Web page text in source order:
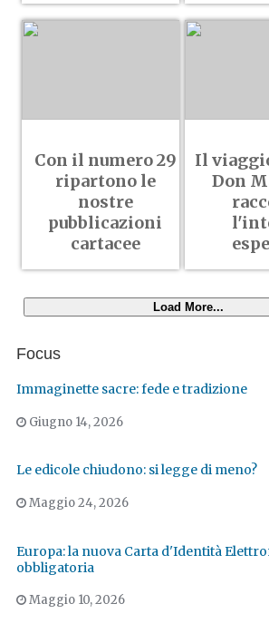
Con il numero 29
ripartono le
nostre
pubblicazioni
cartacee
Il
Don
Load More...
Focus
Immaginette sacre: fede e tradizione
Giugno 14, 2026
Le edicole chiudono: si legge di meno?
Maggio 24, 2026
Europa: la nuova Carta d'Identità
obbligatoria
Maggio 10, 2026